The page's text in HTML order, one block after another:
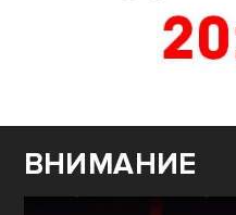
ВНИМАНИЕ